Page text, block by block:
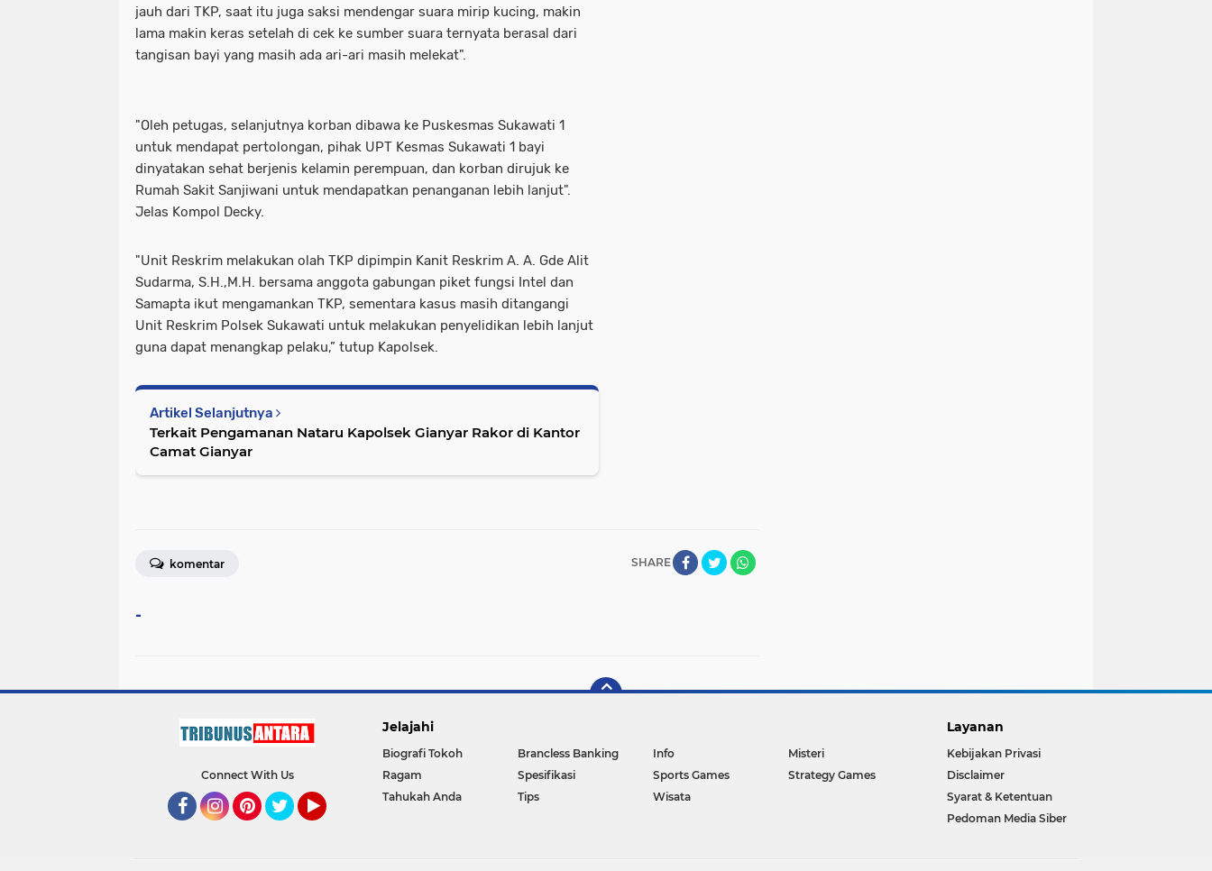
jauh dari TKP, saat itu juga saksi mendengar suara mirip kucing, makin
lama makin keras setelah di cek ke sumber suara ternyata berasal dari
tangisan bayi yang masih ada ari-ari masih melekat".
"Oleh petugas, selanjutnya korban dibawa ke Puskesmas Sukawati 1
untuk mendapat pertolongan, pihak UPT Kesmas Sukawati 1 bayi
dinyatakan sehat berjenis kelamin perempuan, dan korban dirujuk ke
Rumah Sakit Sanjiwani untuk mendapatkan penanganan lebih lanjut".
Jelas Kompol Decky.
"Unit Reskrim melakukan olah TKP dipimpin Kanit Reskrim A. A. Gde Alit
Sudarma, S.H.,M.H. bersama anggota gabungan piket fungsi Intel dan
Samapta ikut mengamankan TKP, sementara kasus masih ditangangi
Unit Reskrim Polsek Sukawati untuk melakukan penyelidikan lebih lanjut
guna dapat menangkap pelaku,” tutup Kapolsek.
Artikel Selanjutnya
Terkait Pengamanan Nataru Kapolsek Gianyar Rakor di Kantor
Camat Gianyar
SHARE
komentar
-
Connect With Us
Jelajahi
Biografi Tokoh Brancless Banking Info
Misteri
Ragam
Spesifikasi Sports Games
Strategy Games
Tahukah Anda
Tips Wisata
Layanan
Kebijakan Privasi
Disclaimer
Syarat & Ketentuan
Pedoman Media Siber